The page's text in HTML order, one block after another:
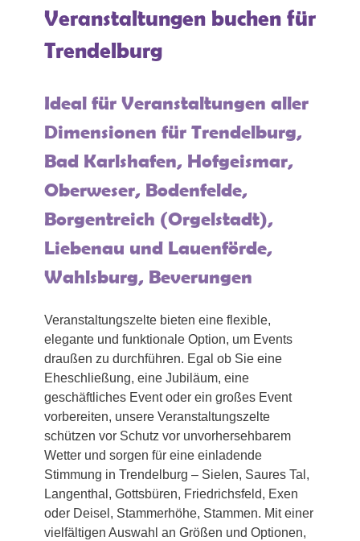
Veranstaltungen buchen für
Trendelburg
Ideal für Veranstaltungen aller
Dimensionen für Trendelburg,
Bad Karlshafen, Hofgeismar,
Oberweser, Bodenfelde,
Borgentreich (Orgelstadt),
Liebenau und Lauenförde,
Wahlsburg, Beverungen
Veranstaltungszelte bieten eine flexible,
elegante und funktionale Option, um Events
draußen zu durchführen. Egal ob Sie eine
Eheschließung, eine Jubiläum, eine
geschäftliches Event oder ein großes Event
vorbereiten, unsere Veranstaltungszelte
schützen vor Schutz vor unvorhersehbarem
Wetter und sorgen für eine einladende
Stimmung in Trendelburg – Sielen, Saures Tal,
Langenthal, Gottsbüren, Friedrichsfeld, Exen
oder Deisel, Stammerhöhe, Stammen. Mit einer
vielfältigen Auswahl an Größen und Optionen,